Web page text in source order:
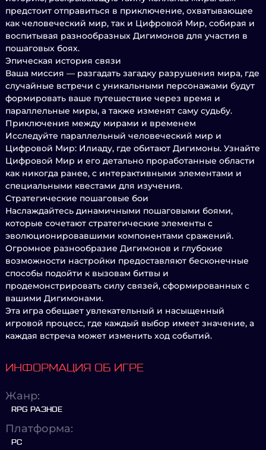
предстоит отправиться в приключение, охватывающее
как человеческий мир, так и Цифровой Мир, собирая и
воспитывая разнообразных Дигимонов для участия в
пошаговых боях.
Эпическая история связи
Ваша миссия — разгадать загадку разрушения мира, где
случайные встречи с уникальными персонажами будут
формировать ваше путешествие через время и
параллельные миры, а также изменят саму судьбу.
Приключения между мирами и временем
Исследуйте параллельный человеческий мир и
Цифровой Мир: Илиаду, где обитают Дигимоны. Узнайте
Цифровой Мир и его детально проработанные области
как никогда ранее, с интерактивными элементами и
специальными квестами для изучения.
Стратегические пошаговые бои
Наслаждайтесь динамичными пошаговыми боями,
которые сочетают стратегические элементы с
эволюционировавшими компонентами сражений.
Огромное разнообразие Дигимонов и глубокие
возможности настройки предоставляют бесконечные
способы подойти к вызовам битвы и
продемонстрировать силу связей, сформированных с
вашими Дигимонами.
Эта игра обещает увлекательный и насыщенный
игровой процесс, где каждый выбор имеет значение, а
каждая встреча может изменить ход событий.
ИНФОРМАЦИЯ ОБ ИГРЕ
Жанр:
RPG РАЗНОЕ
Платформа:
PC